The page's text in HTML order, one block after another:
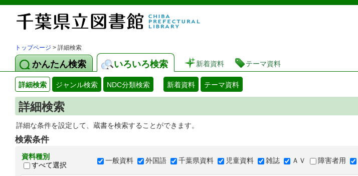
図書館 蔵書検索・予約システム
トップページ > 詳細検索
かんたん検索 いろいろ検索 新着資料 テーマ資料
詳細検索 ジャンル検索 NDC分類検索 新着資料 テーマ資料
詳細検索
詳細な条件を設定して、蔵書を検索することができます。
検索条件
資料種別
すべて選択
一般資料 外国語 千葉県資料 児童資料 雑誌 ＡＶ 障害者用